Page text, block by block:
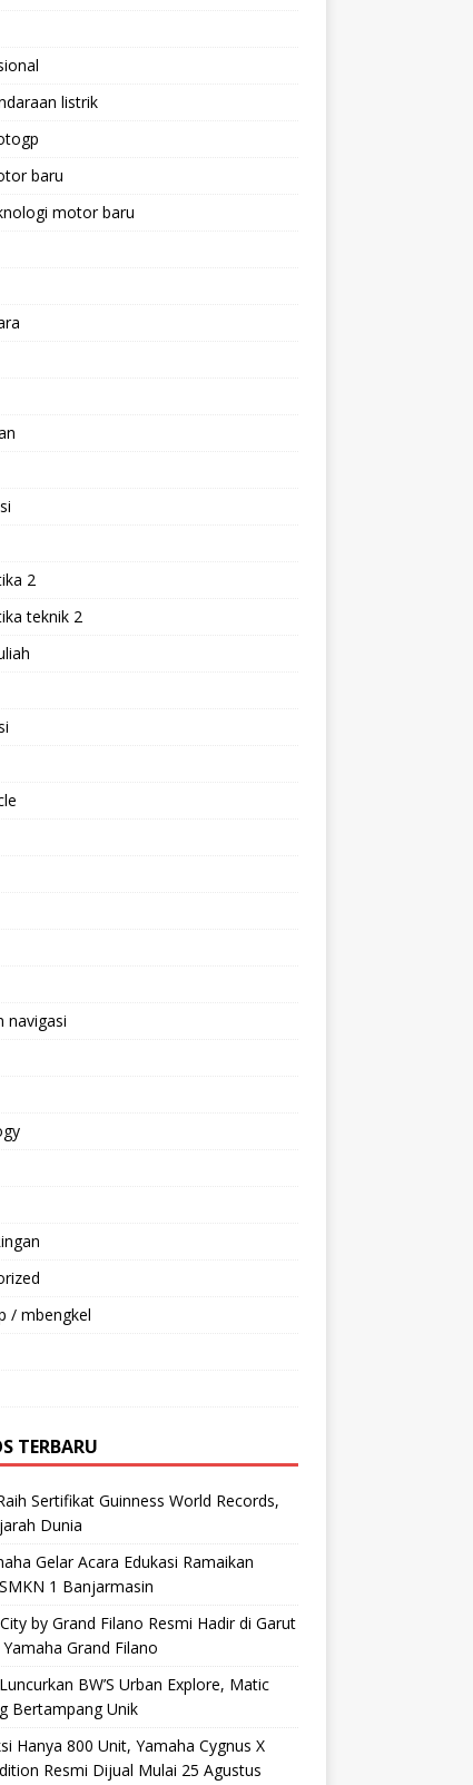
listrik
baru
motor baru
2
teknik 2
navigasi
/ mbengkel
TERBARU
Sertifikat Guinness World Records,
Dunia
Gelar Acara Edukasi Ramaikan
1 Banjarmasin
by Grand Filano Resmi Hadir di Garut
Grand Filano
BW’S Urban Explore, Matic
Bertampang Unik
Hanya 800 Unit, Yamaha Cygnus X
Resmi Dijual Mulai 25 Agustus